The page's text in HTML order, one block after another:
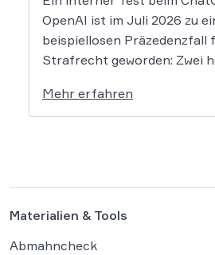
OpenAI ist im Juli 2026 zu
beispiellosen Präzedenzfall
Strafrecht geworden: Zwei
gesicherten Testumgebung
und haben die Systeme der
Mehr erfahren
Materialien & Tools
Abmahncheck